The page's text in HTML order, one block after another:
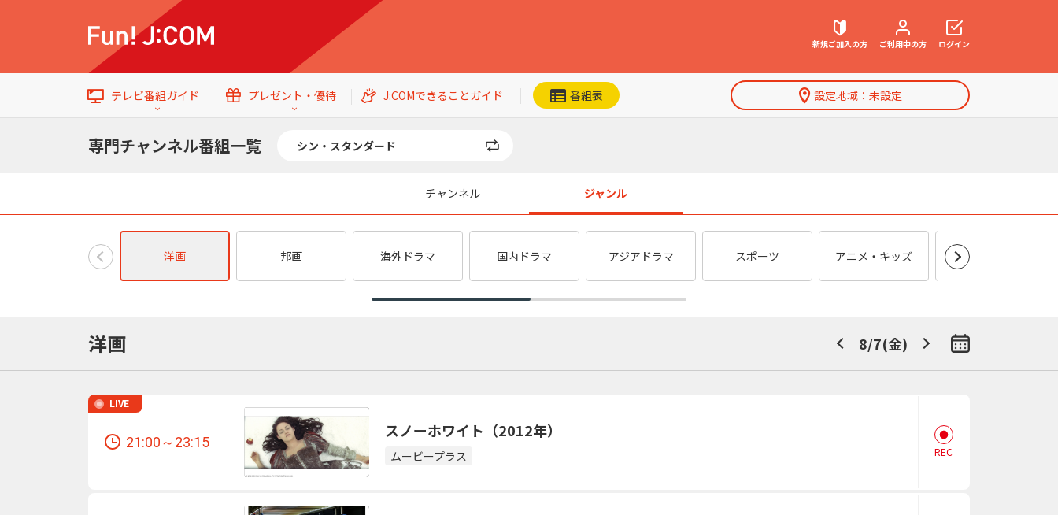
新規ご加入の方 ご利用中の方
ウェブメール マガジン
ログイン
テレビ番組ガイド プレゼント・優待 J:COMできることガイド 番組表 設定地域： 未設定
番組ジャンル
加入者優待
専門チャンネル番組一覧 シン・スタンダード
チャンネル ジャンル
ALL
54
ショップチャンネル
QVC
ジュエリー☆GSTV
ショップチャンネル
J:COMプレミアチャン
Ch.200 8/7(金)
翌日の番組一覧
洋画 邦画 海外ドラマ 国内ドラマ アジアドラマ スポーツ アニメ・キッズ
洋画 8/7(金)
21:00～23:15
LIVE
スノーホワイト（2012年）
ムービープラス REC